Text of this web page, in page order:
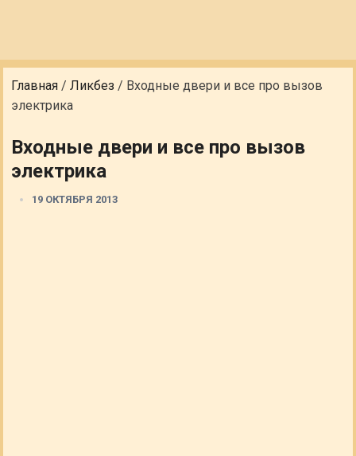
Главная /Ликбез / Входные двери и все про вызов
электрика
Входные двери и все про вызов
электрика
19 ОКТЯБРЯ 2013